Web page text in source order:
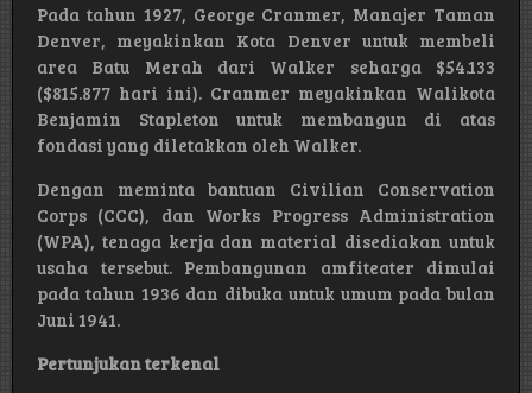
Pada tahun 1927, George Cranmer, Manajer Taman
Denver, meyakinkan Kota Denver untuk membeli
area Batu Merah dari Walker seharga $54.133
($815.877 hari ini). Cranmer meyakinkan Walikota
Benjamin Stapleton untuk membangun di atas
fondasi yang diletakkan oleh Walker.
Dengan meminta bantuan Civilian Conservation
Corps (CCC), dan Works Progress Administration
(WPA), tenaga kerja dan material disediakan untuk
usaha tersebut. Pembangunan amfiteater dimulai
pada tahun 1936 dan dibuka untuk umum pada bulan
Juni 1941.
Pertunjukan terkenal